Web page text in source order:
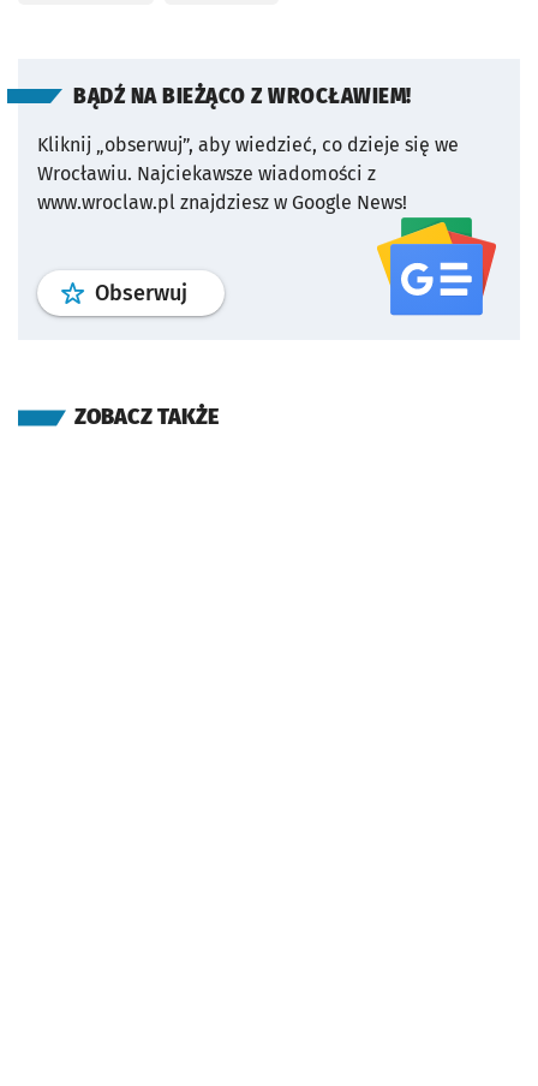
BĄDŹ NA BIEŻĄCO Z WROCŁAWIEM!
Kliknij „obserwuj”, aby wiedzieć, co dzieje się we
Wrocławiu. Najciekawsze wiadomości z
www.wroclaw.pl znajdziesz w Google News!
Obserwuj profil serwisu
ZOBACZ TAKŻE